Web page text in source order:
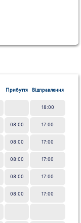
Прибуття Відправлення
18:00
08:00 17:00
08:00 17:00
08:00 17:00
08:00 17:00
08:00 17:00